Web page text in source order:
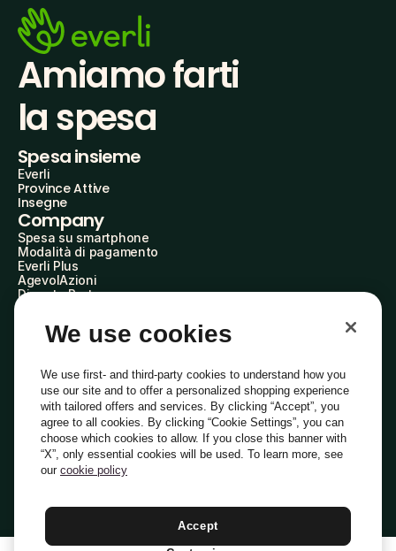
Amiamo farti
la spesa
Spesa insieme
Everli
Province Attive
Insegne
Company
Spesa su smartphone
Modalità di pagamento
Everli Plus
AgevolAzioni
Diventa Partner
Everli Shoppers
About Us
Everli News
Domande frequenti
Lavora con noi
Diventa Shopper
Investitori
PrivacyCookiePreferenze Cookie
Termini e CondizioniCodice Etico
Indirizzo PEC: everli@pec.it - indirizzo DPO: dpo@everli.com
Italiano
We use cookies
We use first- and third-party cookies to understand how you
use our site and to offer a personalized shopping experience
with tailored offers and services. By clicking “Accept”, you
agree to all cookies. By clicking “Cookie Settings”, you can
choose which cookies to allow. If you close this banner with
“X”, only essential cookies will be used. To learn more, see
our cookie policy
Accept